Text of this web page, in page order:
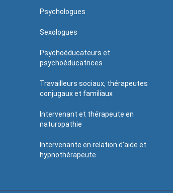
Psychologues
Sexologues
Psychoéducateurs et
psychoéducatrices
Travailleurs sociaux, thérapeutes
conjugaux et familiaux
Intervenant et thérapeute en
naturopathie
Intervenante en relation d’aide et
hypnothérapeute